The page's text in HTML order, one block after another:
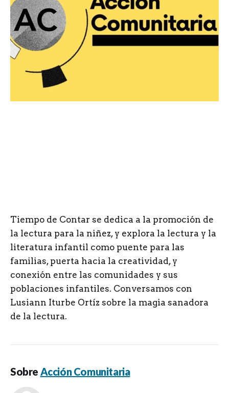
Tiempo de Contar se dedica a la promoción de
la lectura para la niñez, y explora la lectura y la
literatura infantil como puente para las
familias, puerta hacia la creatividad, y
conexión entre las comunidades y sus
poblaciones infantiles. Conversamos con
Lusiann Iturbe Ortíz sobre la magia sanadora
de la lectura.
Sobre Acción Comunitaria